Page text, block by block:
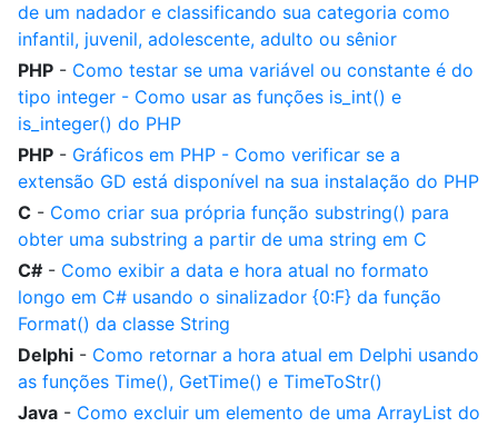
de um nadador e classificando sua categoria como
infantil, juvenil, adolescente, adulto ou sênior
PHP - Como testar se uma variável ou constante é do
tipo integer - Como usar as funções is_int() e
is_integer() do PHP
PHP - Gráficos em PHP - Como verificar se a
extensão GD está disponível na sua instalação do PHP
C - Como criar sua própria função substring() para
obter uma substring a partir de uma string em C
C# - Como exibir a data e hora atual no formato
longo em C# usando o sinalizador {0:F} da função
Format() da classe String
Delphi - Como retornar a hora atual em Delphi usando
as funções Time(), GetTime() e TimeToStr()
Java - Como excluir um elemento de uma ArrayList do